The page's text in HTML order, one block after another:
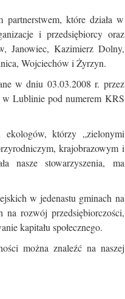
które działa w
i przedsiębiorcy oraz
Janowiec, Kazimierz Dolny,
Wojciechów i Żyrzyn.
w dniu 03.03.2008 r. przez
w Lublinie pod numerem KRS
którzy „zielonymi
krajobrazowym i
nasze stowarzyszenia, ma
w jedenastu gminach na
na rozwój przedsiębiorczości,
kapitału społecznego.
można znaleźć na naszej